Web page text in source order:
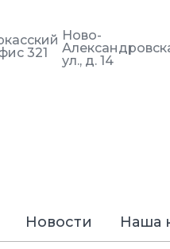
321
Ново-
ул., д. 14
Новости Наша